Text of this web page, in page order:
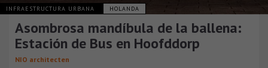
INFRAESTRUCTURA URBANA HOLANDA
Asombrosa mandíbula de la ballena:
Estación de Bus en Hoofddorp
NIO architecten